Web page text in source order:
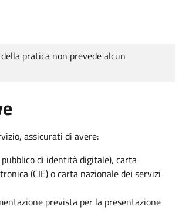
pratica non prevede alcun
assicurati di avere:
pubblico di identità digitale), carta
(CIE) o carta nazionale dei servizi
prevista per la presentazione